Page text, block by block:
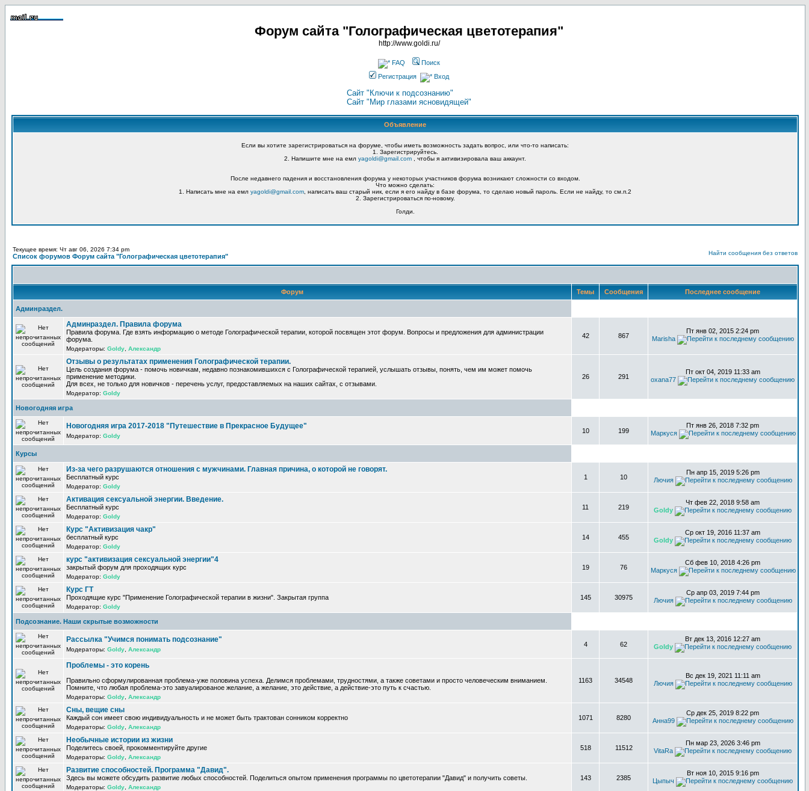
Форум сайта "Голографическая цветотерапия"
http://www.goldi.ru/
FAQ
Поиск
Регистрация
Вход
Сайт "Ключи к подсознанию"
Сайт "Мир глазами ясновидящей"
Объявление
Если вы хотите зарегистрироваться на форуме, чтобы иметь возможность задать вопрос, или что-то написать:
1. Зарегистрируйтесь.
2. Напишите мне на емл yagoldi@gmail.com , чтобы я активизировала ваш аккаунт.
После недавнего падения и восстановления форума у некоторых участников форума возникают сложности со входом.
Что можно сделать:
1. Написать мне на емл yagoldi@gmail.com , написать ваш старый ник, если я его найду в базе форума, то сделаю новый пароль. Если не найду, то см.п.2
2. Зарегистрироваться по-новому.
Голди.
Текущее время: Чт авг 06, 2026 7:34 pm
Список форумов Форум сайта "Голографическая цветотерапия" Найти сообщения без ответов
Форум Темы Сообщения Последнее сообщение
Админраздел.
Админраздел. Правила форума
Правила форума. Где взять информацию о методе Голографической терапии, которой посвящен этот форум. Вопросы и предложения для администрации
форума.
Модераторы: Goldy Александр
42 867
Пт янв 02, 2015 2:24 pm
Marisha
Отзывы о результатах применения Голографической терапии.
Цель создания форума - помочь новичкам, недавно познакомившихся с Голографической терапией, услышать отзывы, понять, чем им может помочь
применение методики.
Для всех, не только для новичков - перечень услуг, предоставляемых на наших сайтах, с отзывами.
Модератор: Goldy
26 291
Пт окт 04, 2019 11:33 am
oxana77
Новогодняя игра
Новогодняя игра 2017-2018 "Путешествие в Прекрасное Будущее"
Модератор: Goldy
10 199
Пт янв 26, 2018 7:32 pm
Маркуся
Курсы
Из-за чего разрушаются отношения с мужчинами. Главная причина, о которой не говорят.
Бесплатный курс
Модератор: Goldy
1 10
Пн апр 15, 2019 5:26 pm
Лючия
Активация сексуальной энергии. Введение.
Бесплатный курс
Модератор: Goldy
11 219
Чт фев 22, 2018 9:58 am
Goldy
Курс "Активизация чакр"
бесплатный курс
Модератор: Goldy
14 455
Ср окт 19, 2016 11:37 am
Goldy
курс "активизация сексуальной энергии"4
закрытый форум для проходящих курс
Модератор: Goldy
19 76
Сб фев 10, 2018 4:26 pm
Маркуся
Курс ГТ
Проходящие курс "Применение Голографической терапии в жизни". Закрытая группа
Модератор: Goldy
145 30975
Ср апр 03, 2019 7:44 pm
Лючия
Подсознание. Наши скрытые возможности
Рассылка "Учимся понимать подсознание"
Модераторы: Goldy Александр
4 62
Вт дек 13, 2016 12:27 am
Goldy
Проблемы - это корень
Правильно сформулированная проблема-уже половина успеха. Делимся проблемами, трудностями, а также советами и просто человеческим вниманием.
Помните, что любая проблема-это завуалированое желание, а желание, это действие, а действие-это путь к счастью.
Модераторы: Goldy Александр
1163 34548
Вс дек 19, 2021 11:11 am
Лючия
Сны, вещие сны
Каждый сон имеет свою индивидуальность и не может быть трактован сонником корректно
Модераторы: Goldy Александр
1071 8280
Ср дек 25, 2019 8:22 pm
Анна99
Необычные истории из жизни
Поделитесь своей, прокомментируйте другие
Модераторы: Goldy Александр
518 11512
Пн мар 23, 2026 3:46 pm
VitaRa
Развитие способностей. Программа "Давид".
Здесь вы можете обсудить развитие любых способностей. Поделиться опытом применения программы по цветотерапии "Давид" и получить советы.
Модераторы: Goldy Александр
143 2385
Вт ноя 10, 2015 9:16 pm
Цыпыч